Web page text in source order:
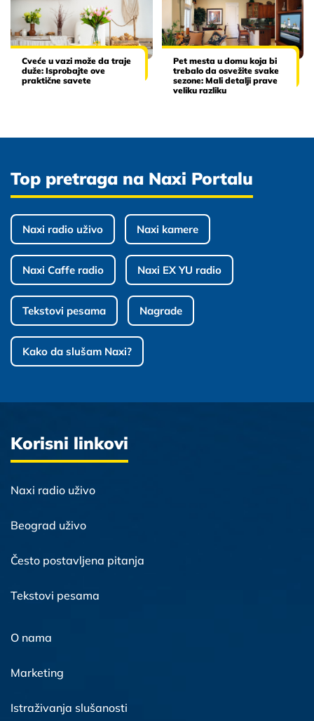
Cveće u vazi može da traje
duže: Isprobajte ove
praktične savete
Pet mesta u domu koja bi
trebalo da osvežite svake
sezone: Mali detalji prave
veliku razliku
Top pretraga na Naxi Portalu
Naxi radio uživo Naxi kamere
Naxi Caffe radio Naxi EX YU radio
Tekstovi pesama Nagrade
Kako da slušam Naxi?
Korisni linkovi
Naxi radio uživo
Beograd uživo
Često postavljena pitanja
Tekstovi pesama
O nama
Marketing
Istraživanja slušanosti